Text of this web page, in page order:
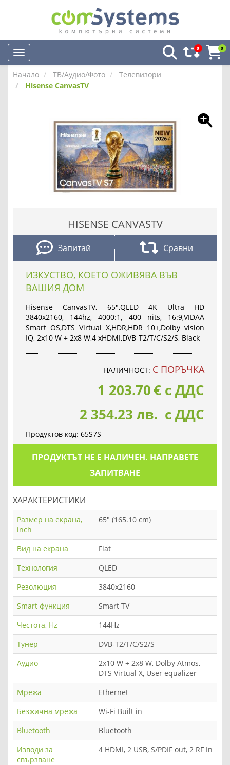
0 0
Начало ТВ/Аудио/Фото
Телевизори
Hisense CanvasTV
HISENSE CANVASTV
Запитай Сравни
ИЗКУСТВО, КОЕТО ОЖИВЯВА ВЪВ
ВАШИЯ ДОМ
Hisense CanvasTV, 65",QLED 4K Ultra HD
3840x2160, 144hz, 4000:1, 400 nits, 16:9,VIDAA
Smart OS,DTS Virtual X,HDR,HDR 10+,Dolby vision
IQ, 2x10 W + 2x8 W,4 xHDMI,DVB-T2/T/C/S2/S, Black
НАЛИЧНОСТ: С ПОРЪЧКА
1 203.70€ с ДДС
2 354.23 лв. с ДДС
Продуктов код: 65S7S
ПРОДУКТЪТ НЕ Е НАЛИЧЕН. НАПРАВЕТЕ
ЗАПИТВАНЕ
ХАРАКТЕРИСТИКИ
Размер на екрана,
inch
65" (165.10 cm)
Вид на екрана
Flat
Технология
QLED
Резолюция
3840x2160
Smart функция
Smart TV
Честота, Hz
144Hz
Тунер
DVB-T2/T/C/S2/S
Аудио
2x10 W + 2x8 W, Dolby Atmos,
DTS Virtual X, User equalizer
Мрежа
Ethernet
Безжична мрежа
Wi-Fi Built in
Bluetooth
Bluetooth
Изводи за
свързване
4 HDMI, 2 USB, S/PDIF out, 2 RF In